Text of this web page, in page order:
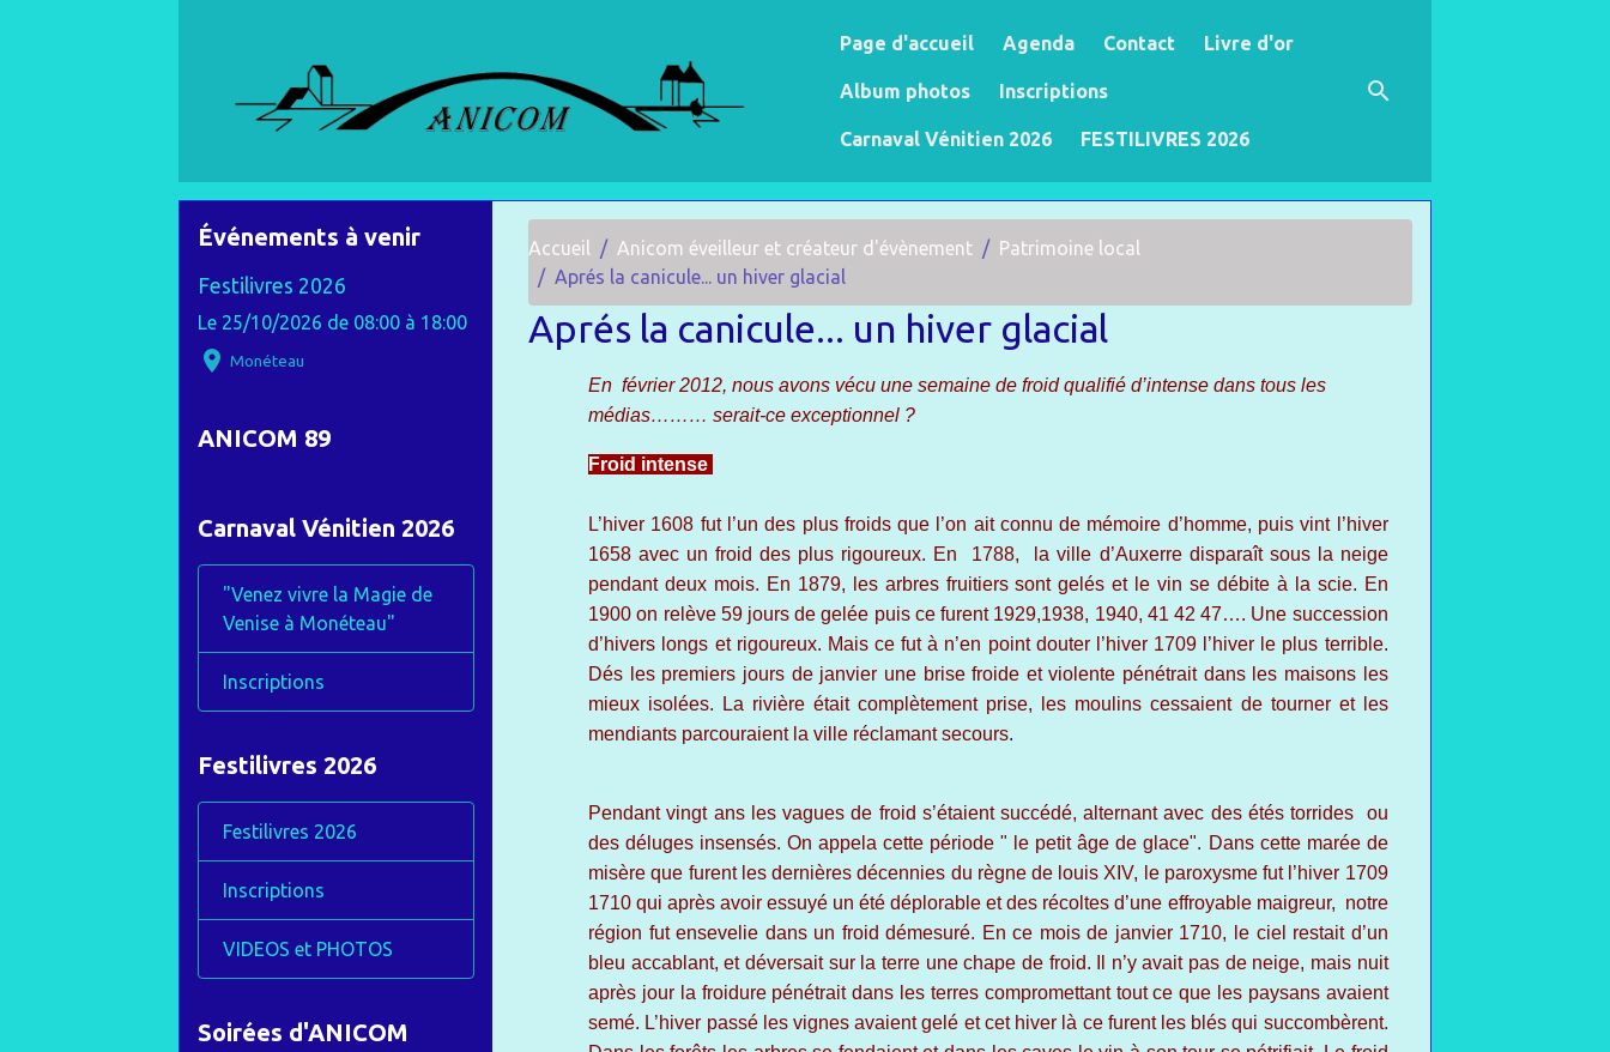
Page d'accueil Agenda Contact Livre d'or
Album photos Inscriptions
Carnaval Vénitien 2026 FESTILIVRES 2026
Accueil Anicom éveilleur et créateur d'évènement
Patrimoine local
Aprés la canicule... un hiver glacial
Aprés la canicule... un hiver glacial
En février 2012, nous avons vécu une semaine de froid qualifié d’intense dans tous les
médias……… serait-ce exceptionnel ?
Froid intense
L’hiver 1608 fut l’un des plus froids que l’on ait connu de mémoire d’homme, puis vint l’hiver
1658 avec un froid des plus rigoureux. En 1788, la ville d’Auxerre disparaît sous la neige
pendant deux mois. En 1879, les arbres fruitiers sont gelés et le vin se débite à la scie. En
1900 on relève 59 jours de gelée puis ce furent 1929,1938, 1940, 41 42 47…. Une succession
d’hivers longs et rigoureux. Mais ce fut à n’en point douter l’hiver 1709 l’hiver le plus terrible.
Dés les premiers jours de janvier une brise froide et violente pénétrait dans les maisons les
mieux isolées. La rivière était complètement prise, les moulins cessaient de tourner et les
mendiants parcouraient la ville réclamant secours.
Pendant vingt ans les vagues de froid s’étaient succédé, alternant avec des étés torrides ou
des déluges insensés. On appela cette période " le petit âge de glace". Dans cette marée de
misère que furent les dernières décennies du règne de louis XIV, le paroxysme fut l’hiver 1709
1710 qui après avoir essuyé un été déplorable et des récoltes d’une effroyable maigreur, notre
région fut ensevelie dans un froid démesuré. En ce mois de janvier 1710, le ciel restait d’un
bleu accablant, et déversait sur la terre une chape de froid. Il n’y avait pas de neige, mais nuit
après jour la froidure pénétrait dans les terres compromettant tout ce que les paysans avaient
semé. L’hiver passé les vignes avaient gelé et cet hiver là ce furent les blés qui succombèrent.
Événements à venir
Festilivres 2026
Le 25/10/2026 de 08:00 à 18:00
Monéteau
ANICOM 89
Carnaval Vénitien 2026
"Venez vivre la Magie de
Venise à Monéteau"
Inscriptions
Festilivres 2026
Festilivres 2026
Inscriptions
VIDEOS et PHOTOS
Soirées d'ANICOM